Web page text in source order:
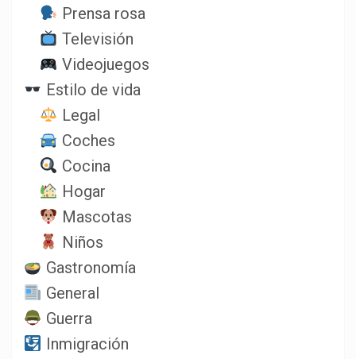
Prensa rosa
Televisión
Videojuegos
Estilo de vida
Legal
Coches
Cocina
Hogar
Mascotas
Niños
Gastronomía
General
Guerra
Inmigración